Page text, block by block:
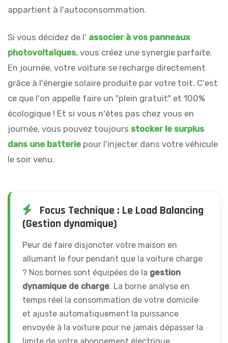
appartient à l'autoconsommation.
Si vous décidez de l' associer à vos panneaux
photovoltaïques, vous créez une synergie parfaite.
En journée, votre voiture se recharge directement
grâce à l'énergie solaire produite par votre toit. C'est
ce que l'on appelle faire un "plein gratuit" et 100%
écologique ! Et si vous n'êtes pas chez vous en
journée, vous pouvez toujours stocker le surplus
dans une batterie pour l'injecter dans votre véhicule
le soir venu.
Focus Technique : Le Load Balancing
(Gestion dynamique)
Peur de faire disjoncter votre maison en
allumant le four pendant que la voiture charge
? Nos bornes sont équipées de la gestion
dynamique de charge. La borne analyse en
temps réel la consommation de votre domicile
et ajuste automatiquement la puissance
envoyée à la voiture pour ne jamais dépasser la
limite de votre abonnement électrique.